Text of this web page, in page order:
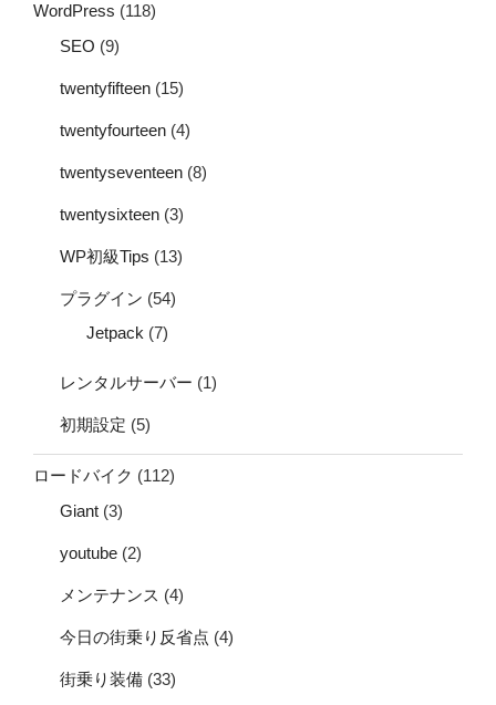
WordPress (118)
SEO (9)
twentyfifteen (15)
twentyfourteen (4)
twentyseventeen (8)
twentysixteen (3)
WP初級Tips (13)
プラグイン (54)
Jetpack (7)
レンタルサーバー (1)
初期設定 (5)
ロードバイク (112)
Giant (3)
youtube (2)
メンテナンス (4)
今日の街乗り反省点 (4)
街乗り装備 (33)